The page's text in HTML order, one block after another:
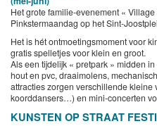
Het grote familie-evenement «
Pinkstermaandag op het Sint-
Het is hét ontmoetingsmoment voor
gratis spelletjes voor klein en groot.
Als een tijdelijk « pretpark » midden
hout en pvc, draaimolens,
attracties zorgen verschillende
koorddansers…) en mini-concerten
KUNSTEN OP STRAAT